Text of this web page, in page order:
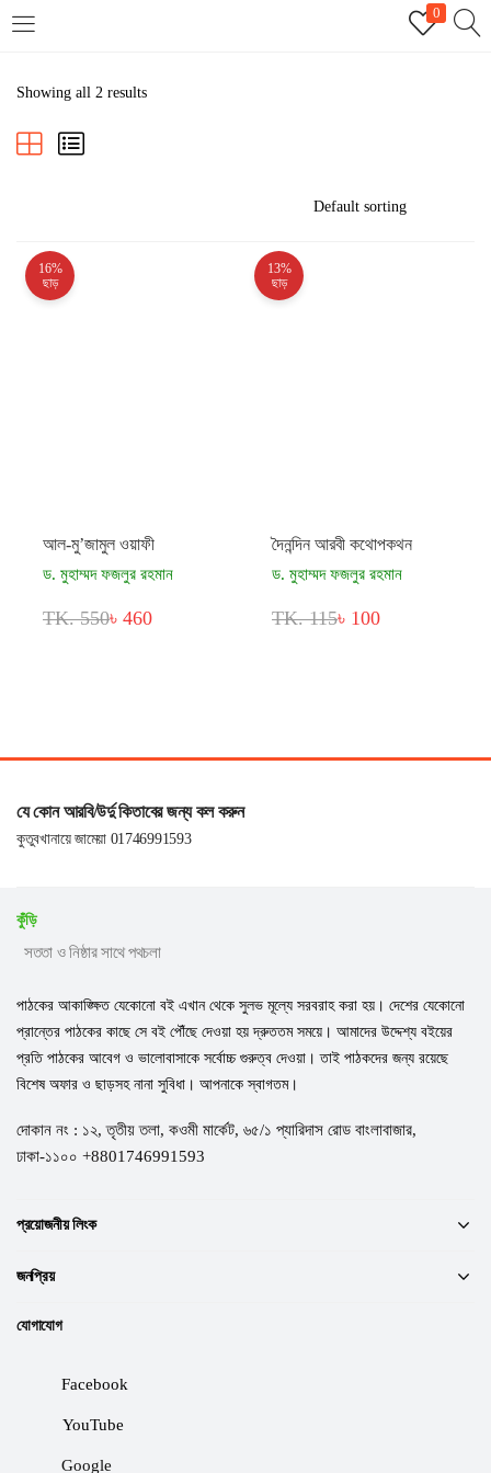
0
REGISTER
Showing all 2 results
16%
ছাড়
আল-মু’জামুল ওয়াফী
ড. মুহাম্মদ ফজলুর রহমান
TK. 550৳ 460
13%
ছাড়
দৈনন্দিন আরবী কথোপকথন
ড. মুহাম্মদ ফজলুর রহমান
TK. 115৳ 100
যে কোন আরবি/উর্দু কিতাবের জন্য কল করুন
কুতুবখানায়ে জামেয়া 01746991593
কুঁড়ি
সততা ও নিষ্ঠার সাথে পথচলা
পাঠকের আকাঙ্ক্ষিত যেকোনো বই এখান থেকে সুলভ মূল্যে সরবরাহ করা হয়। দেশের যেকোনো
প্রান্তের পাঠকের কাছে সে বই পৌঁছে দেওয়া হয় দ্রুততম সময়ে। আমাদের উদ্দেশ্য বইয়ের
প্রতি পাঠকের আবেগ ও ভালোবাসাকে সর্বোচ্চ গুরুত্ব দেওয়া। তাই পাঠকদের জন্য রয়েছে
বিশেষ অফার ও ছাড়সহ নানা সুবিধা। আপনাকে স্বাগতম।
দোকান নং : ১২, তৃতীয় তলা, কওমী মার্কেট, ৬৫/১ প্যারিদাস রোড বাংলাবাজার,
ঢাকা-১১০০ +8801746991593
প্রয়োজনীয় লিংক
জনপ্রিয়
যোগাযোগ
Facebook
YouTube
Google